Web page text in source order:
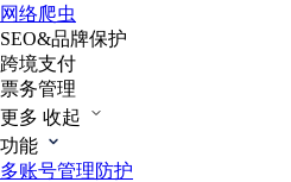
网络爬虫
SEO&品牌保护
跨境支付
票务管理
更多 收起
功能
多账号管理防护